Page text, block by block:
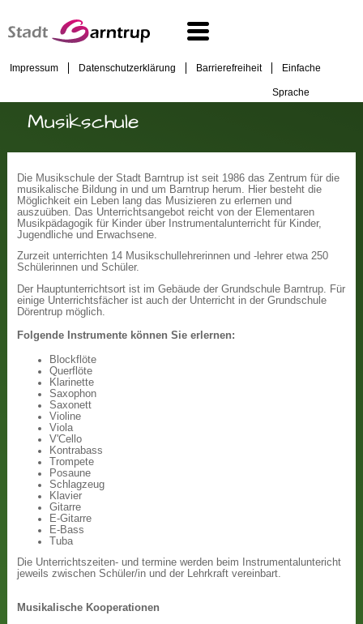
Impressum Datenschutzerklärung Barrierefreiheit Einfache
Sprache
Musikschule
Die Musikschule der Stadt Barntrup ist seit 1986 das Zentrum für die
musikalische Bildung in und um Barntrup herum. Hier besteht die
Möglichkeit ein Leben lang das Musizieren zu erlernen und
auszuüben. Das Unterrichtsangebot reicht von der Elementaren
Musikpädagogik für Kinder über Instrumentalunterricht für Kinder,
Jugendliche und Erwachsene.
Zurzeit unterrichten 14 Musikschullehrerinnen und -lehrer etwa 250
Schülerinnen und Schüler.
Der Hauptunterrichtsort ist im Gebäude der Grundschule Barntrup. Für
einige Unterrichtsfächer ist auch der Unterricht in der Grundschule
Dörentrup möglich.
Folgende Instrumente können Sie erlernen:
Blockflöte
Querflöte
Klarinette
Saxophon
Saxonett
Violine
Viola
V'Cello
Kontrabass
Trompete
Posaune
Schlagzeug
Klavier
Gitarre
E-Gitarre
E-Bass
Tuba
Die Unterrichtszeiten- und termine werden beim Instrumentaluntericht
jeweils zwischen Schüler/in und der Lehrkraft vereinbart.
Musikalische Kooperationen